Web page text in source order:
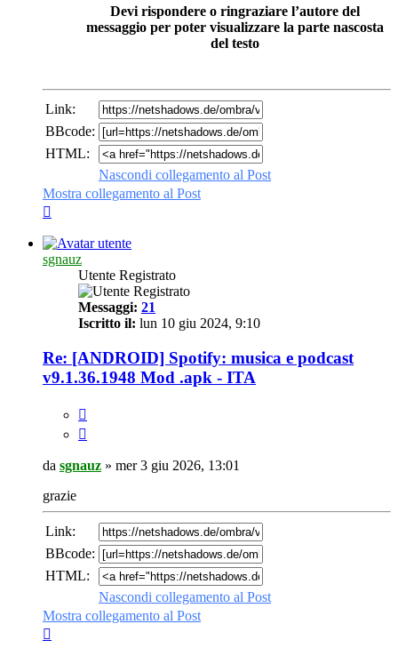
Devi rispondere o ringraziare l’autore del
messaggio per poter visualizzare la parte nascosta
del testo
Link:
BBcode:
HTML:
Nascondi collegamento al Post
Mostra collegamento al Post
sgnauz
Utente Registrato
Messaggi: 21
Iscritto il: lun 10 giu 2024, 9:10
Re: [ANDROID] Spotify: musica e podcast
v9.1.36.1948 Mod .apk - ITA
da sgnauz » mer 3 giu 2026, 13:01
grazie
Link:
BBcode:
HTML:
Nascondi collegamento al Post
Mostra collegamento al Post